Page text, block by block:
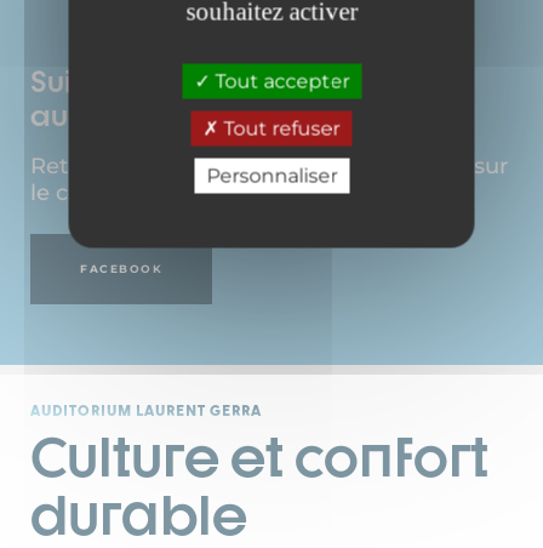
souhaitez activer
Tout accepter
Tout refuser
Personnaliser
Suivez-nous pour ne manquer
aucunes actualités !
Retrouvez toutes les infos en temps réel sur
le compte officiel Facebook.
FACEBOOK
AUDITORIUM LAURENT GERRA
Culture et confort
durable